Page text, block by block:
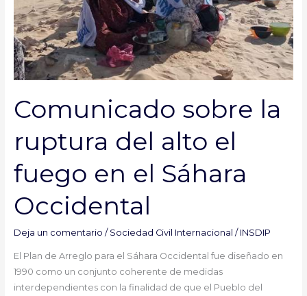
Comunicado sobre la
ruptura del alto el
fuego en el Sáhara
Occidental
Deja un comentario / Sociedad Civil Internacional / INSDIP
El Plan de Arreglo para el Sáhara Occidental fue diseñado en
1990 como un conjunto coherente de medidas
interdependientes con la finalidad de que el Pueblo del
el
Sáhara
Occidental